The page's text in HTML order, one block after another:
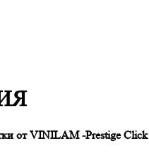
от VINILAM -Prestige